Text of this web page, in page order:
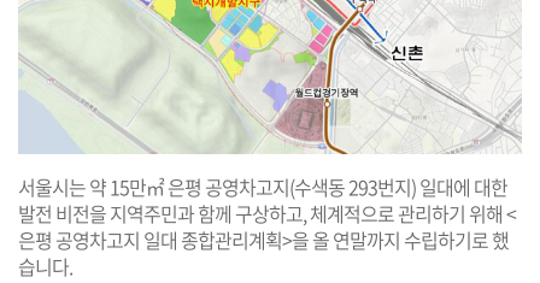
서울시는 약 15만㎡ 은평 공영차고지(수색동 293번지) 일대에 대한
발전 비전을 지역주민과 함께 구상하고, 체계적으로 관리하기 위해 <
은평 공영차고지 일대 종합관리계획>을 올 연말까지 수립하기로 했
습니다.